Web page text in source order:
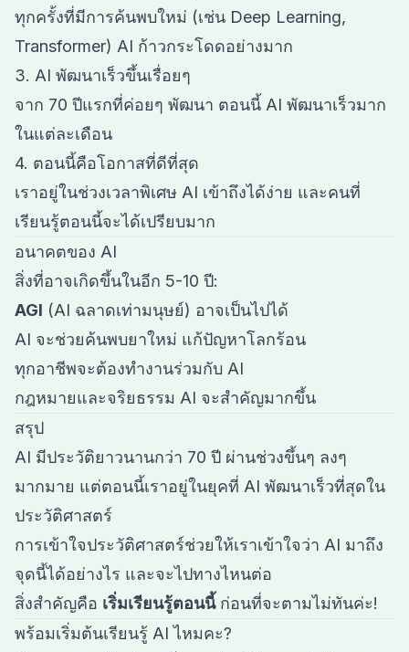
ทุกครั้งที่มีการค้นพบใหม่ (เช่น Deep Learning,
Transformer) AI ก้าวกระโดดอย่างมาก
3. AI พัฒนาเร็วขึ้นเรื่อยๆ
จาก 70 ปีแรกที่ค่อยๆ พัฒนา ตอนนี้ AI พัฒนาเร็วมาก
ในแต่ละเดือน
4. ตอนนี้คือโอกาสที่ดีที่สุด
เราอยู่ในช่วงเวลาพิเศษ AI เข้าถึงได้ง่าย และคนที่
เรียนรู้ตอนนี้จะได้เปรียบมาก
อนาคตของ AI
สิ่งที่อาจเกิดขึ้นในอีก 5-10 ปี:
AGI (AI ฉลาดเท่ามนุษย์) อาจเป็นไปได้
AI จะช่วยค้นพบยาใหม่ แก้ปัญหาโลกร้อน
ทุกอาชีพจะต้องทำงานร่วมกับ AI
กฎหมายและจริยธรรม AI จะสำคัญมากขึ้น
สรุป
AI มีประวัติยาวนานกว่า 70 ปี ผ่านช่วงขึ้นๆ ลงๆ
มากมาย แต่ตอนนี้เราอยู่ในยุคที่ AI พัฒนาเร็วที่สุดใน
ประวัติศาสตร์
การเข้าใจประวัติศาสตร์ช่วยให้เราเข้าใจว่า AI มาถึง
จุดนี้ได้อย่างไร และจะไปทางไหนต่อ
สิ่งสำคัญคือ เริ่มเรียนรู้ตอนนี้ก่อนที่จะตามไม่ทันค่ะ!
พร้อมเริ่มต้นเรียนรู้ AI ไหมคะ?